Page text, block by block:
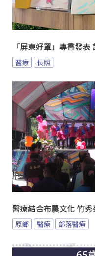
「屏東好罩」專書發
醫療 長照
醫療結合布農文化 竹
原鄉 醫療 部落醫療